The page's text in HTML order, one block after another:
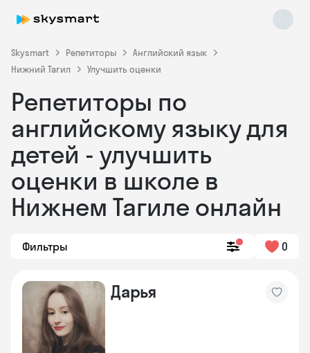
Skysmart Репетиторы
Английский язык
Нижний Тагил
Улучшить оценки
Репетиторы по
английскому языку для
детей - улучшить
оценки в школе в
Нижнем Тагиле онлайн
Фильтры 0
Дарья
Skysmart Chat